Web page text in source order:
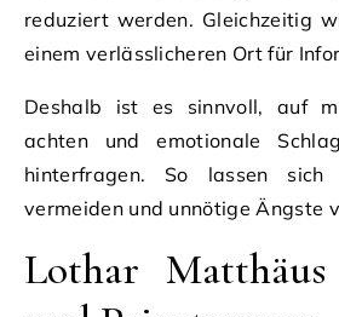
reduziert werden. Gleichzeitig
einem verlässlicheren Ort für
Deshalb ist es sinnvoll, auf
achten und emotionale
hinterfragen. So lassen sich
vermeiden und unnötige Ängste
Lothar